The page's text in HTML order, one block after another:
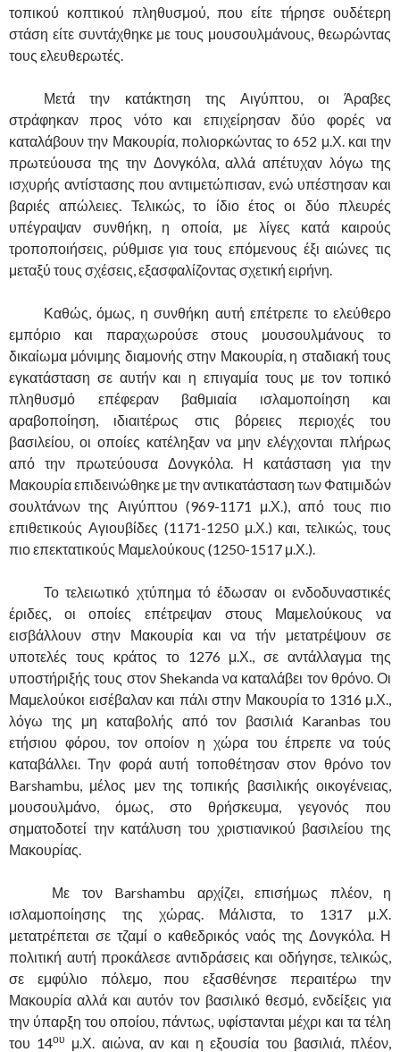
τοπικού κοπτικού πληθυσμού, που είτε τήρησε ουδέτερη
στάση είτε συντάχθηκε με τους μουσουλμάνους, θεωρώντας
τους ελευθερωτές.
Μετά την κατάκτηση της Αιγύπτου, οι Άραβες
στράφηκαν προς νότο και επιχείρησαν δύο φορές να
καταλάβουν την Μακουρία, πολιορκώντας το 652 μ.Χ. και την
πρωτεύουσα της την Δονγκόλα, αλλά απέτυχαν λόγω της
ισχυρής αντίστασης που αντιμετώπισαν, ενώ υπέστησαν και
βαριές απώλειες. Τελικώς, το ίδιο έτος οι δύο πλευρές
υπέγραψαν συνθήκη, η οποία, με λίγες κατά καιρούς
τροποποιήσεις, ρύθμισε για τους επόμενους έξι αιώνες τις
μεταξύ τους σχέσεις, εξασφαλίζοντας σχετική ειρήνη.
Καθώς, όμως, η συνθήκη αυτή επέτρεπε το ελεύθερο
εμπόριο και παραχωρούσε στους μουσουλμάνους το
δικαίωμα μόνιμης διαμονής στην Μακουρία, η σταδιακή τους
εγκατάσταση σε αυτήν και η επιγαμία τους με τον τοπικό
πληθυσμό επέφεραν βαθμιαία ισλαμοποίηση και
αραβοποίηση, ιδιαιτέρως στις βόρειες περιοχές του
βασιλείου, οι οποίες κατέληξαν να μην ελέγχονται πλήρως
από την πρωτεύουσα Δονγκόλα. Η κατάσταση για την
Μακουρία επιδεινώθηκε με την αντικατάσταση των Φατιμιδών
σουλτάνων της Αιγύπτου (969-1171 μ.Χ.), από τους πιο
επιθετικούς Αγιουβίδες (1171-1250 μ.Χ.) και, τελικώς, τους
πιο επεκτατικούς Μαμελούκους (1250-1517 μ.Χ.).
Το τελειωτικό χτύπημα τό έδωσαν οι ενδοδυναστικές
έριδες, οι οποίες επέτρεψαν στους Μαμελούκους να
εισβάλλουν στην Μακουρία και να τήν μετατρέψουν σε
υποτελές τους κράτος το 1276 μ.Χ., σε αντάλλαγμα της
υποστήριξής τους στον Shekanda να καταλάβει τον θρόνο. Οι
Μαμελούκοι εισέβαλαν και πάλι στην Μακουρία το 1316 μ.Χ.,
λόγω της μη καταβολής από τον βασιλιά Karanbas του
ετήσιου φόρου, τον οποίον η χώρα του έπρεπε να τούς
καταβάλλει. Την φορά αυτή τοποθέτησαν στον θρόνο τον
Barshambu, μέλος μεν της τοπικής βασιλικής οικογένειας,
μουσουλμάνο, όμως, στο θρήσκευμα, γεγονός που
σηματοδοτεί την κατάλυση του χριστιανικού βασιλείου της
Μακουρίας.
Με τον Barshambu αρχίζει, επισήμως πλέον, η
ισλαμοποίησης της χώρας. Μάλιστα, το 1317 μ.Χ.
μετατρέπεται σε τζαμί ο καθεδρικός ναός της Δονγκόλα. Η
πολιτική αυτή προκάλεσε αντιδράσεις και οδήγησε, τελικώς,
σε εμφύλιο πόλεμο, που εξασθένησε περαιτέρω την
Μακουρία αλλά και αυτόν τον βασιλικό θεσμό, ενδείξεις για
την ύπαρξη του οποίου, πάντως, υφίστανται μέχρι και τα τέλη
του 14ου μ.Χ. αιώνα, αν και η εξουσία του βασιλιά, πλέον,